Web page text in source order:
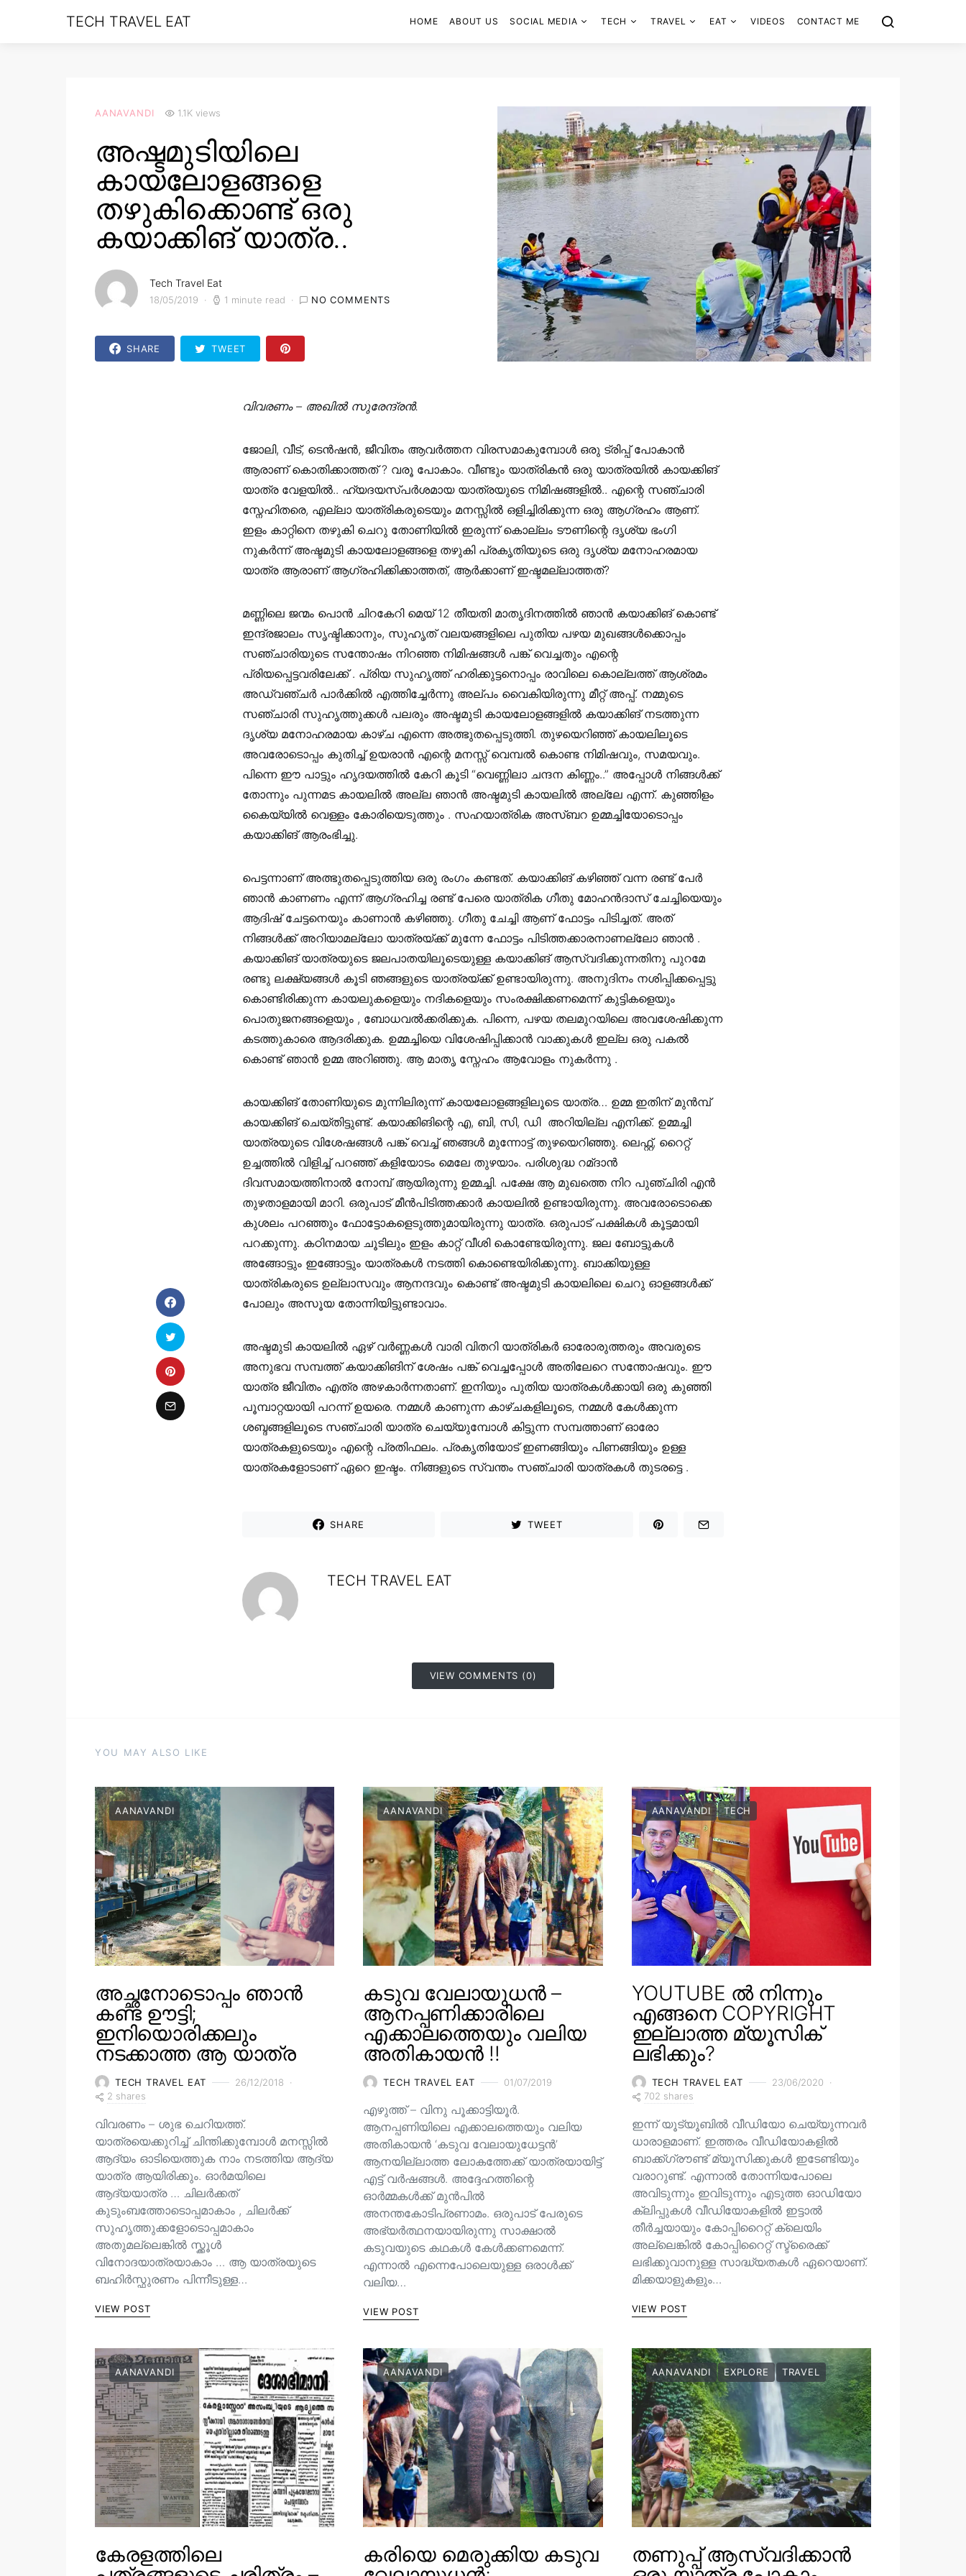
TECH TRAVEL EAT HOME ABOUT US SOCIAL MEDIA TECH TRAVEL EAT VIDEOS CONTACT ME
AANAVANDI 1.1K views
അഷ്ടമുടിയിലെ
കായലോളങ്ങളെ
തഴുകിക്കൊണ്ട് ഒരു
കയാക്കിങ് യാത്ര..
Tech Travel Eat
18/05/2019 1 minute read NO COMMENTS
SHARE TWEET
വിവരണം – അഖിൽ സുരേന്ദ്രൻ.
ജോലി, വീട്, ടെൻഷൻ, ജീവിതം ആവർത്തന വിരസമാകുമ്പോൾ ഒരു ട്രിപ്പ് പോകാൻ
ആരാണ് കൊതിക്കാത്തത് ? വരൂ പോകാം. വീണ്ടും യാത്രികൻ ഒരു യാത്രയിൽ കായക്കിങ്
യാത്ര വേളയിൽ.. ഹ്യദയസ്പർശമായ യാത്രയുടെ നിമിഷങ്ങളിൽ.. എന്റെ സഞ്ചാരി
സ്നേഹിതരെ, എല്ലാ യാത്രികരുടെയും മനസ്സിൽ ഒളിച്ചിരിക്കുന്ന ഒരു ആഗ്രഹം ആണ്.
ഇളം കാറ്റിനെ തഴുകി ചെറു തോണിയിൽ ഇരുന്ന് കൊല്ലം ടൗണിന്റെ ദൃശ്യ ഭംഗി
നുകർന്ന് അഷ്ടമുടി കായലോളങ്ങളെ തഴുകി പ്രകൃതിയുടെ ഒരു ദൃശ്യ മനോഹരമായ
യാത്ര ആരാണ് ആഗ്രഹിക്കിക്കാത്തത്, ആർക്കാണ് ഇഷ്ടമല്ലാത്തത്?
മണ്ണിലെ ജന്മം പൊൻ ചിറകേറി മെയ് 12 തീയതി മാതൃദിനത്തിൽ ഞാൻ കയാക്കിങ് കൊണ്ട്
ഇന്ദ്രജാലം സൃഷ്ടിക്കാനും, സുഹൃത് വലയങ്ങളിലെ പുതിയ പഴയ മുഖങ്ങൾക്കൊപ്പം
സഞ്ചാരിയുടെ സന്തോഷം നിറഞ്ഞ നിമിഷങ്ങൾ പങ്ക് വെച്ചതും എന്റെ
പ്രിയപ്പെട്ടവരിലേക്ക് . പ്രിയ സുഹൃത്ത് ഹരിക്കുട്ടനൊപ്പം രാവിലെ കൊല്ലത്ത് ആശ്രമം
അഡ്വഞ്ചർ പാർക്കിൽ എത്തിച്ചേർന്നു അല്പം വൈകിയിരുന്നു മീറ്റ് അപ്പ്. നമ്മുടെ
സഞ്ചാരി സുഹൃത്തുക്കൾ പലരും അഷ്ടമുടി കായലോളങ്ങളിൽ കയാക്കിങ് നടത്തുന്ന
ദൃശ്യ മനോഹരമായ കാഴ്ച എന്നെ അത്ഭുതപ്പെടുത്തി. തുഴയെറിഞ്ഞ് കായലിലൂടെ
അവരോടൊപ്പം കുതിച്ച് ഉയരാൻ എന്റെ മനസ്സ് വെമ്പൽ കൊണ്ട നിമിഷവും, സമയവും.
പിന്നെ ഈ പാട്ടും ഹൃദയത്തിൽ കേറി കൂടി “വെണ്ണിലാ ചന്ദന കിണ്ണം..” അപ്പോൾ നിങ്ങൾക്ക്
തോന്നും പുന്നമട കായലിൽ അല്ല ഞാൻ അഷ്ടമുടി കായലിൽ അല്ലേ എന്ന്. കുഞ്ഞിളം
കൈയ്യിൽ വെള്ളം കോരിയെടുത്തും . സഹയാത്രിക അസ്ബറ ഉമ്മച്ചിയോടൊപ്പം
കയാക്കിങ് ആരംഭിച്ചു.
പെട്ടന്നാണ് അത്ഭുതപ്പെടുത്തിയ ഒരു രംഗം കണ്ടത്. കയാക്കിങ് കഴിഞ്ഞ് വന്ന രണ്ട് പേർ
ഞാൻ കാണണം എന്ന് ആഗ്രഹിച്ച രണ്ട് പേരെ യാത്രിക ഗീതു മോഹൻദാസ് ചേച്ചിയെയും
ആദിഷ് ചേട്ടനെയും കാണാൻ കഴിഞ്ഞു. ഗീതു ചേച്ചി ആണ് ഫോട്ടം പിടിച്ചത്. അത്
നിങ്ങൾക്ക് അറിയാമല്ലോ യാത്രയ്ക്ക് മുന്നേ ഫോട്ടം പിടിത്തക്കാരനാണല്ലോ ഞാൻ .
കയാക്കിങ് യാത്രയുടെ ജലപാതയിലൂടെയുള്ള കയാക്കിങ് ആസ്വദിക്കുന്നതിനു പുറമേ
രണ്ടു ലക്ഷ്യങ്ങൾ കൂടി ഞങ്ങളുടെ യാത്രയ്ക്ക് ഉണ്ടായിരുന്നു. അനുദിനം നശിപ്പിക്കപ്പെട്ടു
കൊണ്ടിരിക്കുന്ന കായലുകളെയും നദികളെയും സംരക്ഷിക്കണമെന്ന് കുട്ടികളെയും
പൊതുജനങ്ങളെയും , ബോധവൽക്കരിക്കുക. പിന്നെ, പഴയ തലമുറയിലെ അവശേഷിക്കുന്ന
കടത്തുകാരെ ആദരിക്കുക. ഉമ്മച്ചിയെ വിശേഷിപ്പിക്കാൻ വാക്കുകൾ ഇല്ല ഒരു പകൽ
കൊണ്ട് ഞാൻ ഉമ്മ അറിഞ്ഞു. ആ മാതൃ സ്നേഹം ആവോളം നുകർന്നു .
കായക്കിങ് തോണിയുടെ മുന്നിലിരുന്ന് കായലോളങ്ങളിലൂടെ യാത്ര… ഉമ്മ ഇതിന് മുൻമ്പ്
കായക്കിങ് ചെയ്തിട്ടുണ്ട്. കയാക്കിങിന്റെ എ, ബി, സി, ഡി അറിയില്ല എനിക്ക്. ഉമ്മച്ചി
യാത്രയുടെ വിശേഷങ്ങൾ പങ്ക് വെച്ച് ഞങ്ങൾ മുന്നോട്ട് തുഴയെറിഞ്ഞു. ലെഫ്റ്റ്, റൈറ്റ്
ഉച്ചത്തിൽ വിളിച്ച് പറഞ്ഞ് കളിയോടം മെലേ തുഴയാം. പരിശുദ്ധ റമ്ദാൻ
ദിവസമായത്തിനാൽ നോമ്പ് ആയിരുന്നു ഉമ്മച്ചി. പക്ഷേ ആ മുഖത്തെ നിറ പുഞ്ചിരി എൻ
തുഴതാളമായി മാറി. ഒരുപാട് മീൻപിടിത്തക്കാർ കായലിൽ ഉണ്ടായിരുന്നു. അവരോടൊക്കെ
കുശലം പറഞ്ഞും ഫോട്ടോകളെടുത്തുമായിരുന്നു യാത്ര. ഒരുപാട് പക്ഷികൾ കൂട്ടമായി
പറക്കുന്നു. കഠിനമായ ചൂടിലും ഇളം കാറ്റ് വീശി കൊണ്ടേയിരുന്നു. ജല ബോട്ടുകൾ
അങ്ങോട്ടും ഇങ്ങോട്ടും യാത്രകൾ നടത്തി കൊണ്ടെയിരിക്കുന്നു. ബാക്കിയുള്ള
യാത്രികരുടെ ഉല്ലാസവും ആനന്ദവും കൊണ്ട് അഷ്ടമുടി കായലിലെ ചെറു ഓളങ്ങൾക്ക്
പോലും അസൂയ തോന്നിയിട്ടുണ്ടാവാം.
അഷ്ടമുടി കായലിൽ ഏഴ് വർണ്ണകൾ വാരി വിതറി യാത്രികർ ഓരോരുത്തരും അവരുടെ
അനുഭവ സമ്പത്ത് കയാക്കിങിന് ശേഷം പങ്ക് വെച്ചപ്പോൾ അതിലേറെ സന്തോഷവും. ഈ
യാത്ര ജീവിതം എത്ര അഴകാർന്നതാണ്. ഇനിയും പുതിയ യാത്രകൾക്കായി ഒരു കുഞ്ഞി
പൂമ്പാറ്റയായി പറന്ന് ഉയരെ. നമ്മൾ കാണുന്ന കാഴ്ചകളിലൂടെ, നമ്മൾ കേൾക്കുന്ന
ശബ്ദങ്ങളിലൂടെ സഞ്ചാരി യാത്ര ചെയ്യുമ്പോൾ കിട്ടുന്ന സമ്പത്താണ് ഓരോ
യാത്രകളുടെയും എന്റെ പ്രതിഫലം. പ്രകൃതിയോട് ഇണങ്ങിയും പിണങ്ങിയും ഉള്ള
യാത്രകളോടാണ് ഏറെ ഇഷ്ടം. നിങ്ങളുടെ സ്വന്തം സഞ്ചാരി യാത്രകൾ തുടരട്ടെ .
SHARE TWEET
TECH TRAVEL EAT
VIEW COMMENTS (0)
YOU MAY ALSO LIKE
AANAVANDI
അച്ഛനോടൊപ്പം ഞാൻ
കണ്ട ഊട്ടി;
ഇനിയൊരിക്കലും
നടക്കാത്ത ആ യാത്ര
TECH TRAVEL EAT
26/12/2018
2 shares
വിവരണം – ശുഭ ചെറിയത്ത്.
യാത്രയെക്കുറിച്ച് ചിന്തിക്കുമ്പോൾ മനസ്സിൽ
ആദ്യം ഓടിയെത്തുക നാം നടത്തിയ ആദ്യ
യാത്ര ആയിരിക്കും. ഓർമയിലെ
ആദ്യയാത്ര … ചിലർക്കത്
കുടുംബത്തോടൊപ്പമാകാം , ചിലർക്ക്
സുഹൃത്തുക്കളോടൊപ്പമാകാം
അതുമല്ലെങ്കിൽ സ്ക്കൂൾ
വിനോദയാത്രയാകാം … ആ യാത്രയുടെ
ബഹിർസ്ഫുരണം പിന്നീടുള്ള…
VIEW POST
AANAVANDI
കടുവ വേലായുധൻ –
ആനപ്പണിക്കാരിലെ
എക്കാലത്തെയും വലിയ
അതികായൻ !!
TECH TRAVEL EAT 01/07/2019
എഴുത്ത് – വിനു പൂക്കാട്ടിയൂർ.
ആനപ്പണിയിലെ എക്കാലത്തെയും വലിയ
അതികായൻ ‘കടുവ വേലായുധേട്ടൻ’
ആനയില്ലാത്ത ലോകത്തേക്ക് യാത്രയായിട്ട്
എട്ട് വർഷങ്ങൾ. അദ്ദേഹത്തിന്റെ
ഓർമ്മകൾക്ക് മുൻപിൽ
അനന്തകോടിപ്രണാമം. ഒരുപാട് പേരുടെ
അഭ്യർത്ഥനയായിരുന്നു സാക്ഷാൽ
കടുവയുടെ കഥകൾ കേൾക്കണമെന്ന്.
എന്നാൽ എന്നെപോലെയുള്ള ഒരാൾക്ക്
വലിയ…
VIEW POST
AANAVANDI TECH
YOUTUBE ൽ നിന്നും
എങ്ങനെ COPYRIGHT
ഇല്ലാത്ത മ്യൂസിക്
ലഭിക്കും?
TECH TRAVEL EAT
23/06/2020
702 shares
ഇന്ന് യൂട്യൂബിൽ വീഡിയോ ചെയ്യുന്നവർ
ധാരാളമാണ്. ഇത്തരം വീഡിയോകളിൽ
ബാക്ക്ഗ്രൗണ്ട് മ്യൂസിക്കുകൾ ഇടേണ്ടിയും
വരാറുണ്ട്. എന്നാൽ തോന്നിയപോലെ
അവിടുന്നും ഇവിടുന്നും എടുത്ത ഓഡിയോ
ക്ലിപ്പുകൾ വീഡിയോകളിൽ ഇട്ടാൽ
തീർച്ചയായും കോപ്പിറൈറ്റ് ക്ലെയിം
അല്ലെങ്കിൽ കോപ്പിറൈറ്റ് സ്ട്രൈക്ക്
ലഭിക്കുവാനുള്ള സാദ്ധ്യതകൾ ഏറെയാണ്.
മിക്കയാളുകളും…
VIEW POST
AANAVANDI
കേരളത്തിലെ
AANAVANDI
കരിയെ മെരുക്കിയ കടുവ
AANAVANDI EXPLORE TRAVEL
തണുപ്പ് ആസ്വദിക്കാൻ